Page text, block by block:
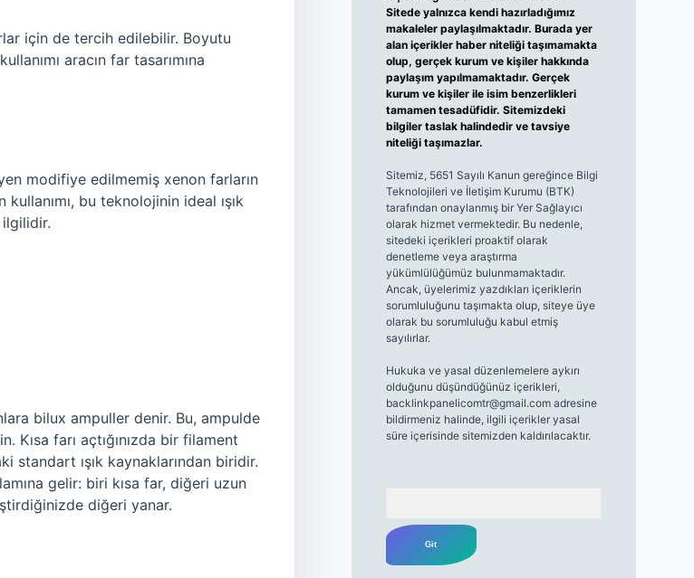
için de tercih edilebilir. Boyutu
aracın far tasarımına
modifiye edilmemiş xenon farların
bu teknolojinin ideal ışık
ilgilidir.
bilux ampuller denir. Bu, ampulde
farı açtığınızda bir filament
standart ışık kaynaklarından biridir.
gelir: biri kısa far, diğeri uzun
diğeri yanar.
Sitede yalnızca kendi hazırladığımız
makaleler paylaşılmaktadır. Burada yer
alan içerikler haber niteliği taşımamakta
olup, gerçek kurum ve kişiler hakkında
paylaşım yapılmamaktadır. Gerçek
kurum ve kişiler ile isim benzerlikleri
tamamen tesadüfidir. Sitemizdeki
bilgiler taslak halindedir ve tavsiye
niteliği taşımazlar.
Sitemiz, 5651 Sayılı Kanun gereğince Bilgi
Teknolojileri ve İletişim Kurumu (BTK)
tarafından onaylanmış bir Yer Sağlayıcı
olarak hizmet vermektedir. Bu nedenle,
sitedeki içerikleri proaktif olarak
denetleme veya araştırma
yükümlülüğümüz bulunmamaktadır.
Ancak, üyelerimiz yazdıkları içeriklerin
sorumluluğunu taşımakta olup, siteye üye
olarak bu sorumluluğu kabul etmiş
sayılırlar.
Hukuka ve yasal düzenlemelere aykırı
olduğunu düşündüğünüz içerikleri,
backlinkpanelicomtr@gmail.comadresine
bildirmeniz halinde, ilgili içerikler yasal
süre içerisinde sitemizden kaldırılacaktır.